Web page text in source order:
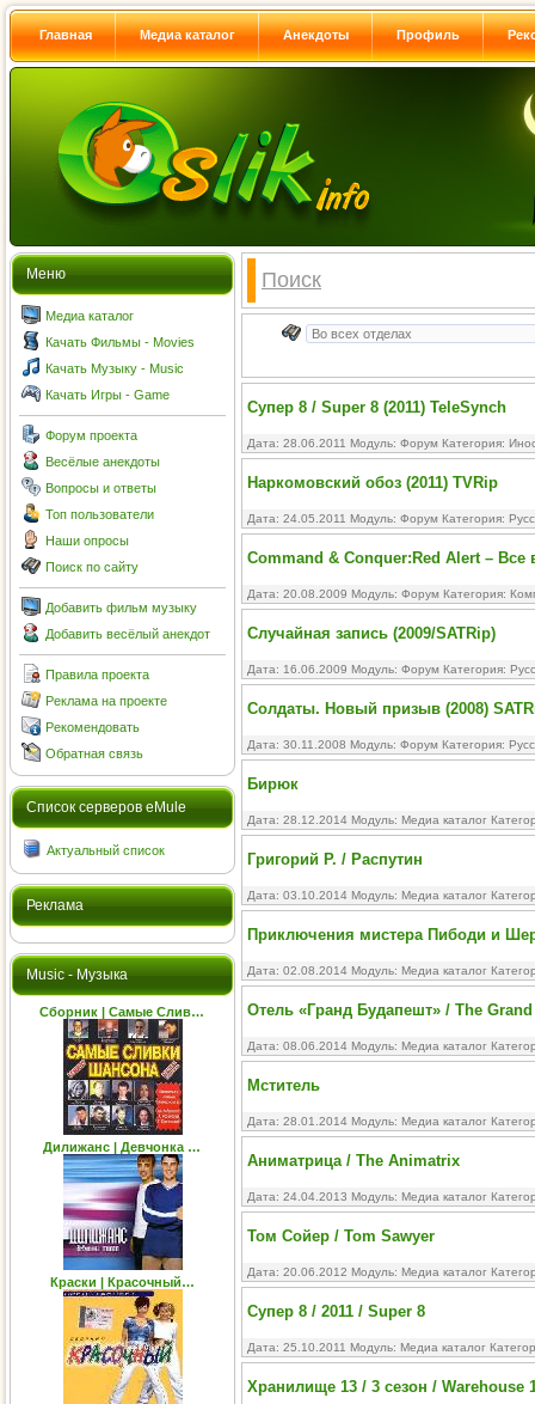
Главная Медиа каталог Анекдоты Профиль
Меню
Медиа каталог
Качать Фильмы - Movies
Качать Музыку - Music
Качать Игры - Game
Форум проекта
Весёлые анекдоты
Вопросы и ответы
Топ пользователи
Наши опросы
Поиск по сайту
Добавить фильм музыку
Добавить весёлый анекдот
Правила проекта
Реклама на проекте
Рекомендовать
Обратная связь
Cписок серверов eMule
Актуальный список
Реклама
Music - Музыка
Сборник | Самые Слив…
Дилижанс | Девчонка …
Краски | Красочный…
Поиск
Супер 8 / Super 8 (2011) TeleSynch
Дата: 28.06.2011 Модуль: Форум Категория:
Наркомовский обоз (2011) TVRip
Дата: 24.05.2011 Модуль: Форум Категория:
Command & Conquer:Red Alert – Все
Дата: 20.08.2009 Модуль: Форум Категория:
Случайная запись (2009/SATRip)
Дата: 16.06.2009 Модуль: Форум Категория:
Солдаты. Новый призыв (2008)
Дата: 30.11.2008 Модуль: Форум Категория:
Бирюк
Дата: 28.12.2014 Модуль: Медиа каталог
Григорий Р. / Распутин
Дата: 03.10.2014 Модуль: Медиа каталог
Приключения мистера Пибоди и
Дата: 02.08.2014 Модуль: Медиа каталог
Отель «Гранд Будапешт» / The
Дата: 08.06.2014 Модуль: Медиа каталог
Мститель
Дата: 28.01.2014 Модуль: Медиа каталог
Аниматрица / The Animatrix
Дата: 24.04.2013 Модуль: Медиа каталог
Том Сойер / Tom Sawyer
Дата: 20.06.2012 Модуль: Медиа каталог
Супер 8 / 2011 / Super 8
Дата: 25.10.2011 Модуль: Медиа каталог
Хранилище 13 / 3 сезон / Warehouse